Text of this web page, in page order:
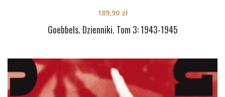
Goebbels. Dzienniki. Tom 3: 1943-1945
189,90 zł